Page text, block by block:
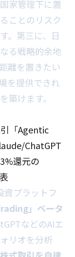
家管理下に置
ことのリスク
。第三に、日
る戦略的余地
離を置きたい
を提供できれ
築けます。
「Agentic
ChatGPT
還元の
プラットフ
」ベータ
などのAIエ
リオを分析